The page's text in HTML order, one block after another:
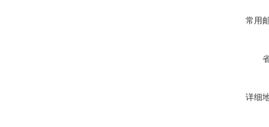
常用
详细